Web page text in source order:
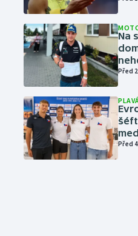
Na
Před
Před